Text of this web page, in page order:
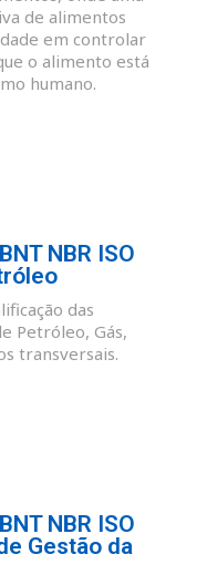
de alimentos
em controlar
o alimento está
humano.
NBR ISO
das
Petróleo, Gás,
transversais.
NBR ISO
Gestão da